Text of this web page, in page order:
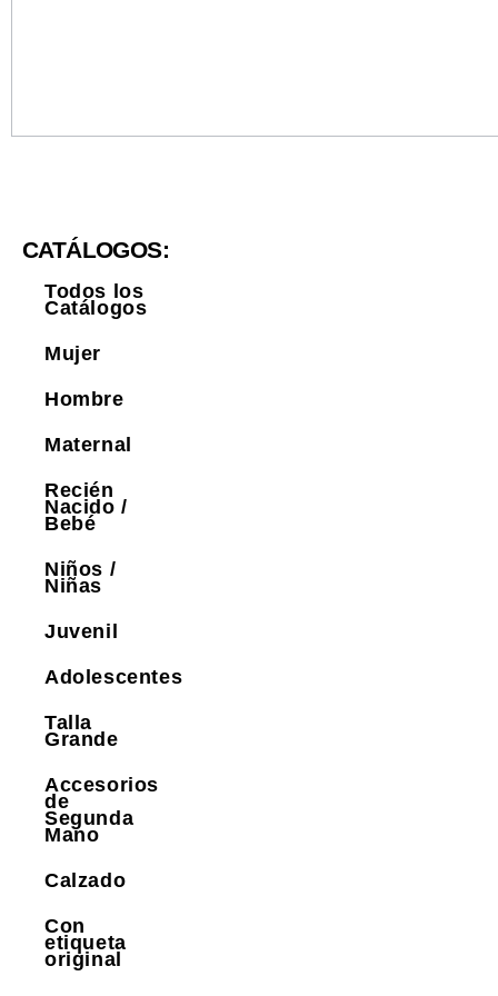
CATÁLOGOS:
Todos los
Catálogos
Mujer
Hombre
Maternal
Recién
Nacido /
Bebé
Niños /
Niñas
Juvenil
Adolescentes
Talla
Grande
Accesorios
de
Segunda
Mano
Calzado
Con
etiqueta
original